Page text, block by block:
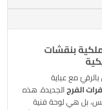
بنقشات
مع عباية
الفرجالجديدة. هذه
بل هي لوحة فنية